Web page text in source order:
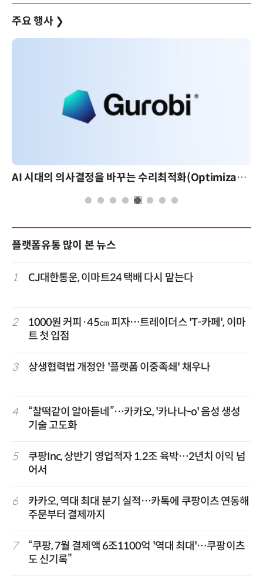
주요 행사 ❯
AI 시대의 의사결정을 바꾸는 수리최적화(Optimization): 실제 산업 적용 사례와 활용 전략
플랫폼유통 많이 본 뉴스
1 CJ대한통운, 이마트24 택배 다시 맡는다
2
1000원 커피·45㎝ 피자…트레이더스 'T-카페', 이마
트 첫 입점
3 상생협력법 개정안 '플랫폼 이중족쇄' 채우나
4
“찰떡같이 알아듣네”…카카오, '카나나-o' 음성 생성
기술 고도화
5
쿠팡Inc, 상반기 영업적자 1.2조 육박…2년치 이익 넘
어서
6
카카오, 역대 최대 분기 실적…카톡에 쿠팡이츠 연동해
주문부터 결제까지
7
“쿠팡, 7월 결제액 6조1100억 '역대 최대'…쿠팡이츠
도 신기록”